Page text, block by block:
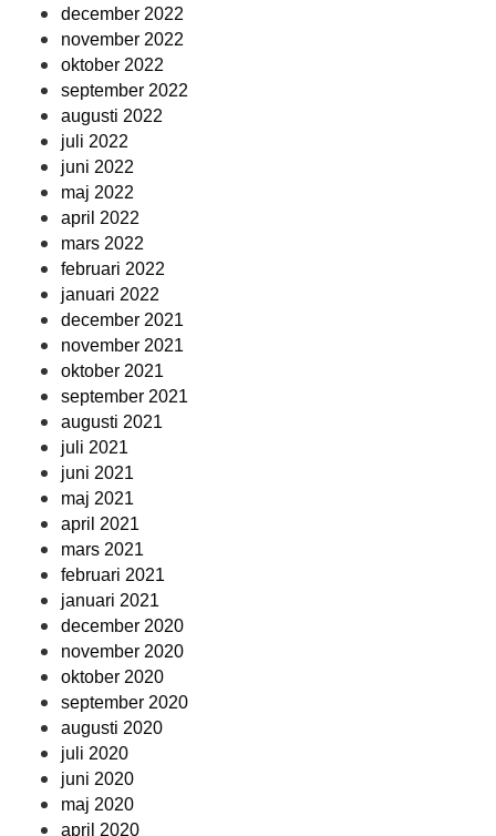
december 2022
november 2022
oktober 2022
september 2022
augusti 2022
juli 2022
juni 2022
maj 2022
april 2022
mars 2022
februari 2022
januari 2022
december 2021
november 2021
oktober 2021
september 2021
augusti 2021
juli 2021
juni 2021
maj 2021
april 2021
mars 2021
februari 2021
januari 2021
december 2020
november 2020
oktober 2020
september 2020
augusti 2020
juli 2020
juni 2020
maj 2020
april 2020